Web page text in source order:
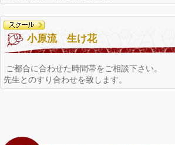
小原流 生け花
ご都合に合わせた時間帯をご相談下さい。
先生とのすり合わせを致します。